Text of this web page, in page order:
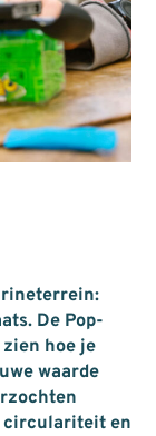
De Pop-
hoe je
waarde
circulariteit en